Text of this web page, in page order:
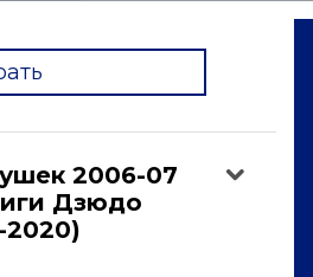
2006-07
Дзюдо
2020)